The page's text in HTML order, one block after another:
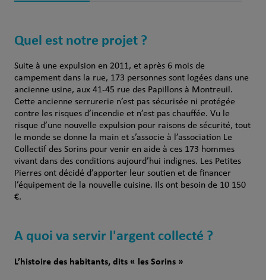
Quel est notre projet ?
Suite à une expulsion en 2011, et après 6 mois de
campement dans la rue, 173 personnes sont logées dans une
ancienne usine, aux 41-45 rue des Papillons à Montreuil.
Cette ancienne serrurerie n’est pas sécurisée ni protégée
contre les risques d’incendie et n’est pas chauffée. Vu le
risque d’une nouvelle expulsion pour raisons de sécurité, tout
le monde se donne la main et s’associe à l’association Le
Collectif des Sorins pour venir en aide à ces 173 hommes
vivant dans des conditions aujourd’hui indignes. Les Petites
Pierres ont décidé d’apporter leur soutien et de financer
l’équipement de la nouvelle cuisine. Ils ont besoin de 10 150
€.
A quoi va servir l'argent collecté ?
L’histoire des habitants, dits « les Sorins »